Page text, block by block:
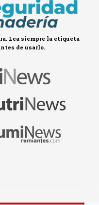
Lea siempre la etiqueta
de usarlo.